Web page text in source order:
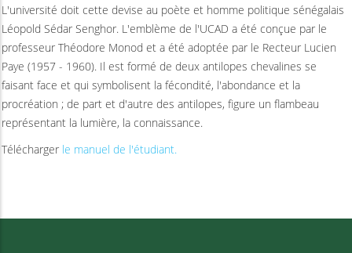
L'université doit cette devise au poète et homme politique sénégalais
Léopold Sédar Senghor. L'emblème de l'UCAD a été conçue par le
professeur Théodore Monod et a été adoptée par le Recteur Lucien
Paye (1957 - 1960). Il est formé de deux antilopes chevalines se
faisant face et qui symbolisent la fécondité, l'abondance et la
procréation ; de part et d'autre des antilopes, figure un flambeau
représentant la lumière, la connaissance.
Télécharger le manuel de l'étudiant.